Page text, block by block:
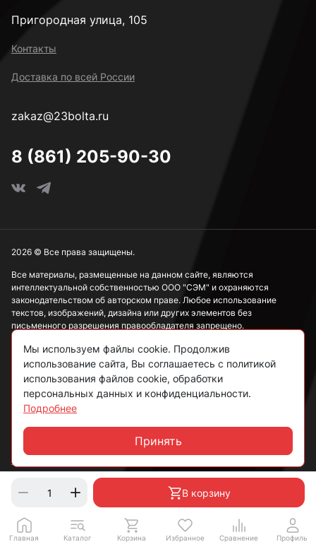
В корзину
Пригородная улица, 105
Контакты
Доставка по всей России
zakaz@23bolta.ru
8 (861) 205-90-30
Все материалы, размещенные на данном сайте, являются
интеллектуальной собственностью ООО "СЭМ" и охраняются
законодательством об авторском праве. Любое использование
текстов, изображений, дизайна или других элементов без
письменного разрешения правообладателя запрещено.
Информация, представленная на сайте, носит исключительно
ознакомительный характер и не может рассматриваться как
публичная оферта в соответствии со ст. 437 ГК РФ.
Политика конфиденциальности
Согласие на обработку данных
Пользовательское соглашение
2026 © Все права защищены.
Главная Каталог Корзина Избранное Сравнение Профиль
Мы используем файлы cookie. Продолжив
использование сайта, Вы соглашаетесь с политикой
использования файлов cookie, обработки
персональных данных и конфиденциальности.
Подробнее
Принять
Чат